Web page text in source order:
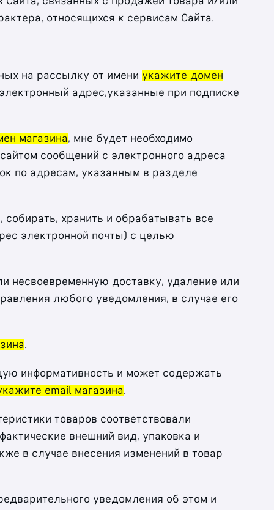
относящихся к сервисам Сайта.
на рассылку от имени укажите домен
адрес,указанные при подписке
магазина, мне будет необходимо
сообщений с электронного адреса
по адресам, указанным в разделе
хранить и обрабатывать все
электронной почты) с целью
несвоевременную доставку, удаление или
любого уведомления, в случае его
.
информативность и может содержать
email магазина.
товаров соответствовали
внешний вид, упаковка и
в случае внесения изменений в товар
уведомления об этом и